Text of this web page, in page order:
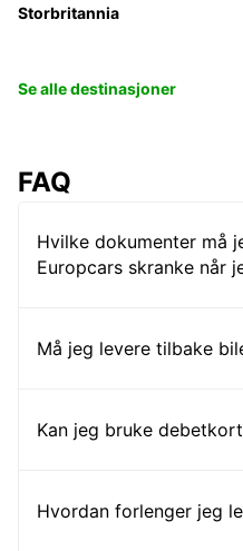
Storbritannia
Se alle destinasjoner
FAQ
Hvilke dokumenter må
Europcars skranke når
Må jeg levere tilbake
Kan jeg bruke
Hvordan forlenger jeg